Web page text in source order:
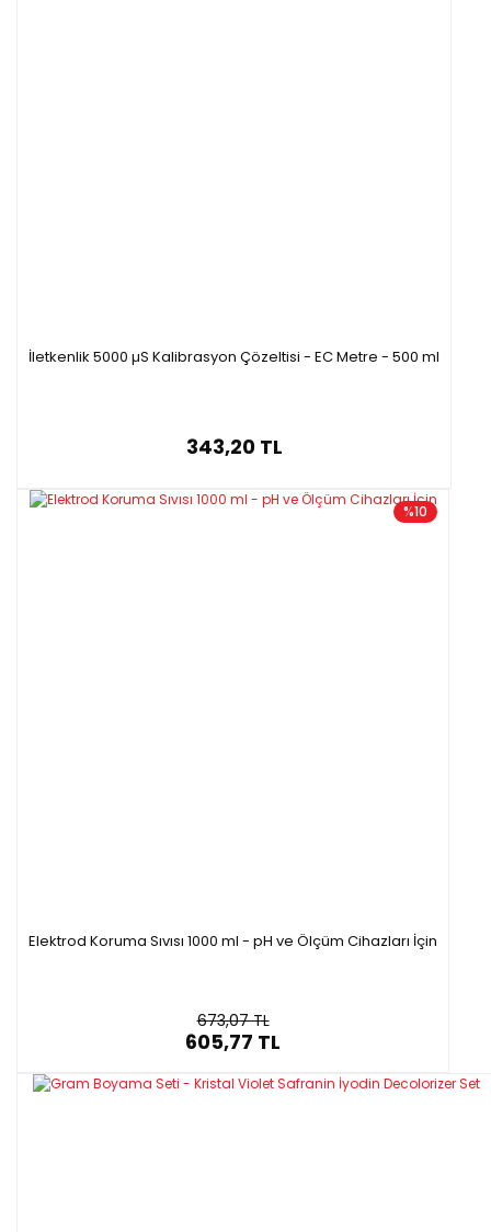
İletkenlik 5000 µS Kalibrasyon Çözeltisi - EC Metre - 500 ml
343,20 TL
%10
Elektrod Koruma Sıvısı 1000 ml - pH ve Ölçüm Cihazları İçin
673,07 TL
605,77 TL